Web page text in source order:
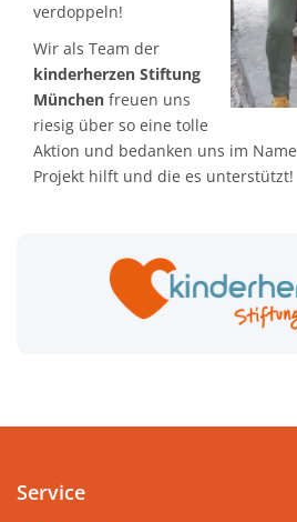
verdoppeln!
Wir als Team der
kinderherzen Stiftung
München freuen uns
riesig über so eine tolle
Aktion und bedanken uns im
Projekt hilft und die es unterstützt!
Service